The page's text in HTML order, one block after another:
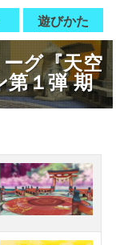
遊びかた
グ『天空
第１弾 期